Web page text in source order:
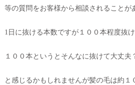
等の質問をお客様から相談されることが
1日に抜ける本数ですが１００本程度抜け
１００本というとそんなに抜けて大丈夫
と感じるかもしれませんが髪の毛は約１